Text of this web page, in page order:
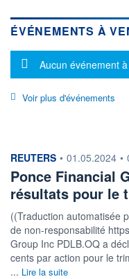
DONNÉES TEMPS
Cotation sur les
17h57
INDICE DE RÉFÉRENCE
NASDAQ Composite
OUVERTURE
0,0000
+ HAUT
20,1600
ÉVÉNEMENTS À
Message
Aucun événement
Voir plus d'événements
information fournie par
REUTERS • 01.05.2024 •
Ponce Financial
résultats pour le
((Traduction automatisée
de non-responsabilité
Group Inc PDLB.OQ a
cents par action pour le
... Lire la suite